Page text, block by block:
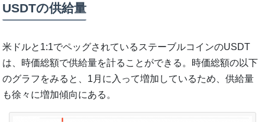
USDTの供給量
米ドルと1:1でペッグされているステーブルコインのUSDT
は、時価総額で供給量を計ることができる。時価総額の以下
のグラフをみると、1月に入って増加しているため、供給量
も徐々に増加傾向にある。